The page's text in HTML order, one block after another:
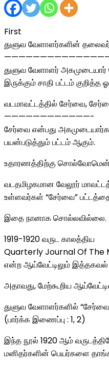
First
துளுவ வேளாளர்களின்
துளுவ வேளாளர்
இருக்கும் சாதி பட்டம்
வடமாவட்டத்தில் சேர்வை,
————————————-
சேர்வை என்பது
பயன்படுத்தும் பட்டம் ஆகும்.
உதாரணத்திற்கு
வடதமிழகமான வேலூர்
உள்ளவர்கள் “சேர்வை”
இதை நானாக சொல்லவில்லை.
1919-1920 வருட காலத்திய
Quarterly Journal Of The
என்ற ஆய்வேட்டிலும் இத்தகவல்
அதாவது, மேற்கூறிய
துளுவ வேளாளர்களில்
(பார்க்க இணைப்பு : 1, 2)
இந்த நூல் 1920 ஆம்
மனிதர்களின் பெயர்களை